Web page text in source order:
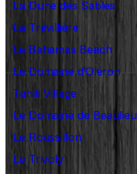
La Dune des Sables
La Trévillière
Le Bahamas Beach
Le Domaine d’Oléron
Tahiti Village
Le Domaine de Beaulieu
Le Roussillon
Le Trivoly